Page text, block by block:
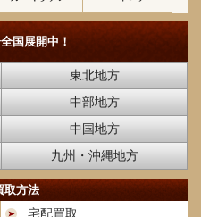
全国展開中！
東北地方
中部地方
中国地方
九州・沖縄地方
取方法
宅配買取